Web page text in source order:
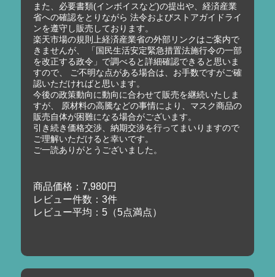
また、必要書類(インボイスなど)の提出や、経済産業
省への確認をとりながら 法令およびストアガイドライ
ンを遵守し販売しております。
楽天市場の規則上経済産業省の外部リンクはご案内で
きませんが、 「国民生活安定緊急措置法施行令の一部
を改正する政令」で調べると詳細確認できると思いま
すので、 ご不明な点がある場合は、お手数ですがご確
認いただければと思います。
今後の政策動向に動向に合わせて販売を継続いたしま
すが、 原材料の高騰などの事情により、マスク商品の
販売自体が困難になる場合がございます。
引き続き価格交渉、納期交渉を行ってまいりますので
ご理解いただけると幸いです。
ご一読ありがとうございました。
商品価格：7,980円
レビュー件数：3件
レビュー平均：5（5点満点）